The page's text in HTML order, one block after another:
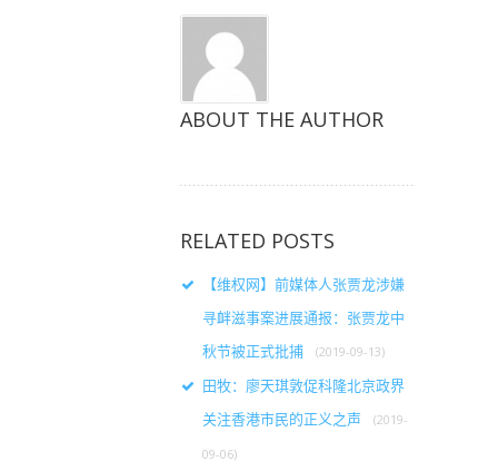
ABOUT THE AUTHOR
RELATED POSTS
【维权网】前媒体人张贾龙涉嫌
寻衅滋事案进展通报：张贾龙中
秋节被正式批捕
(2019-09-13)
田牧：廖天琪敦促科隆北京政界
关注香港市民的正义之声
(2019-
09-06)